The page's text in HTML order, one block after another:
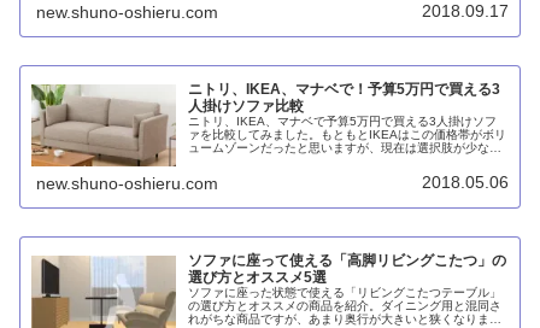
価格は同等で生地の厚さなど品質面ではニトリのほうが上
だと感じます。
new.shuno-oshieru.com 2018.09.17
ニトリ、IKEA、マナベで！予算5万円で買える3
人掛けソファ比較
ニトリ、IKEA、マナベで予算5万円で買える3人掛けソフ
ァを比較してみました。もともとIKEAはこの価格帯がボリ
ュームゾーンだったと思いますが、現在は選択肢が少なく
new.shuno-oshieru.com 2018.05.06
ソファに座って使える「高脚リビングこたつ」の
選び方とオススメ5選
ソファに座った状態で使える「リビングこたつテーブル」
の選び方とオススメの商品を紹介。ダイニング用と混同さ
れがちな商品ですが、あまり奥行が大きいと狭くなりま